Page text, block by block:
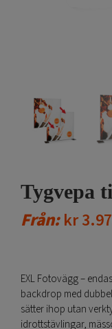
Tygvepa
Från:kr
EXL Fotovägg –
backdrop med
sätter ihop utan
idrottstävlingar,